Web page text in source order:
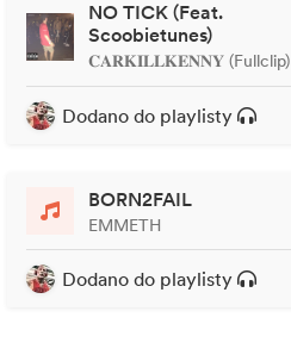
NO TICK (Feat.
Scoobietunes)
𝐂𝐀𝐑𝐊𝐈𝐋𝐋𝐊𝐄𝐍𝐍𝐘 (Fullclip)
Dodano do playlisty
BORN2FAIL
EMMETH
Dodano do playlisty